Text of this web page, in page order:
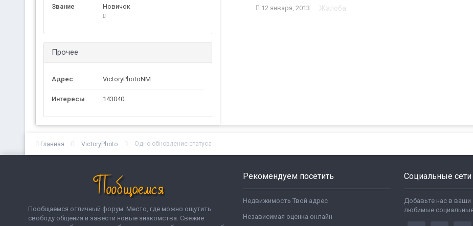
Звание Новичок
Прочее
Адрес VictoryPhotoNM
Интересы 143040
12 января, 2013 Жалоба
Главная VictoryPhoto Одно обновление статуса
Пообщаемся отличный форум. Место, где можно ощутить
свободу общения и завести новые знакомства. Свежие
Рекомендуем посетить
Недвижимость Твой адрес
Независимая оценка онлайн
Социальные сети
Добавьте нас в ваши
любимые